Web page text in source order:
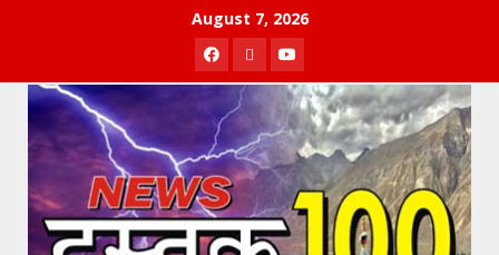
August 7, 2026
Facebook
TwitterYoutube